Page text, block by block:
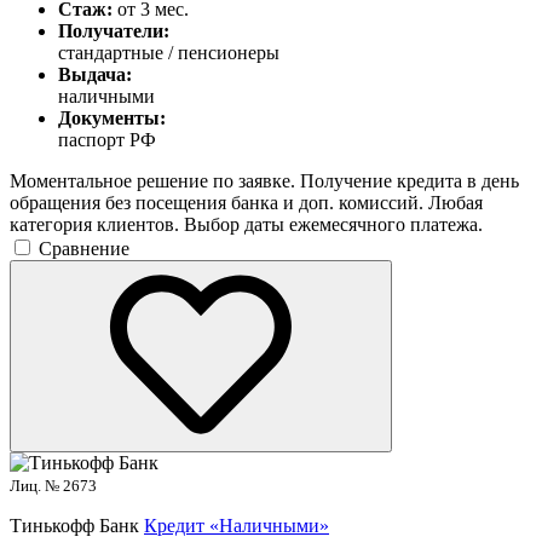
Стаж: от 3 мес.
Получатели:
стандартные / пенсионеры
Выдача:
наличными
Документы:
паспорт РФ
Моментальное решение по заявке. Получение кредита в день
обращения без посещения банка и доп. комиссий. Любая
категория клиентов. Выбор даты ежемесячного платежа.
Сравнение
Лиц. № 2673
Тинькофф Банк Кредит «Наличными»